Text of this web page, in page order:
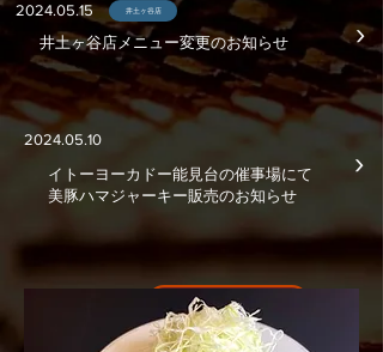
​2024.05.15
​井土ヶ谷店メニュー変更のお知らせ
井土ヶ谷店
​›
​2024.05.10
イトーヨーカドー能見台の催事場にて​
​美豚ハマジャーキー販売のお知らせ
​›
一覧を見る